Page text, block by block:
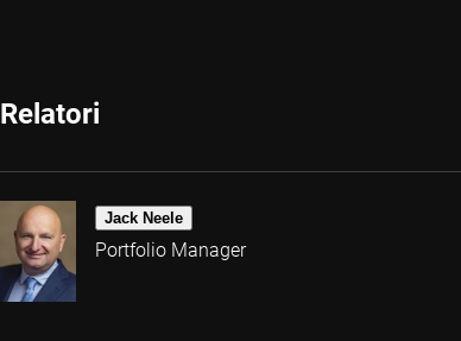
Relatori
Jack Neele
Portfolio Manager